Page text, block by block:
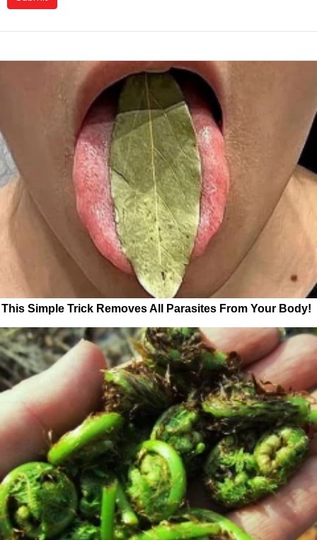
This Simple Trick Removes All Parasites From Your Body!